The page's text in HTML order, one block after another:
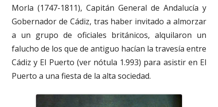
Morla (1747-1811), Capitán General de Andalucía y
Gobernador de Cádiz, tras haber invitado a almorzar
a un grupo de oficiales británicos, alquilaron un
falucho de los que de antiguo hacían la travesía entre
Cádiz y El Puerto (ver nótula 1.993) para asistir en El
Puerto a una fiesta de la alta sociedad.